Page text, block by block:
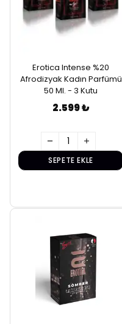
Erotica Intense %20
Afrodizyak Kadın Parfümü
50 Ml. - 3 Kutu
2.599 ₺
SEPETE EKLE